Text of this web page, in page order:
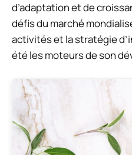
d’adaptation et de
défis du marché
activités et la stratégie
été les moteurs de son